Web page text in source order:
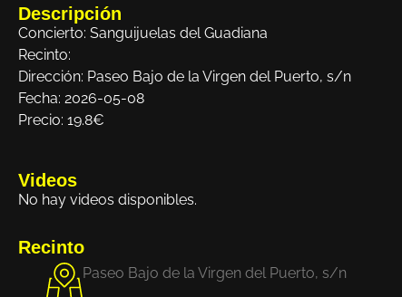
Descripción
Concierto: Sanguijuelas del Guadiana
Recinto:
Dirección: Paseo Bajo de la Virgen del Puerto, s/n
Fecha: 2026-05-08
Precio: 19.8€
Videos
No hay videos disponibles.
Recinto
Paseo Bajo de la Virgen del Puerto, s/n